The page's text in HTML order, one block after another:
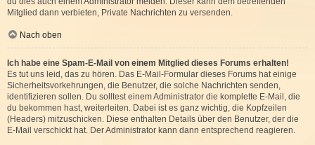
Mitglied dann verbieten, Private Nachrichten zu versenden.
Nach oben
Ich habe eine Spam-E-Mail von einem Mitglied dieses Forums erhalten!
Es tut uns leid, das zu hören. Das E-Mail-Formular dieses Forums hat einige
Sicherheitsvorkehrungen, die Benutzer, die solche Nachrichten senden,
identifizieren sollen. Du solltest einem Administrator die komplette E-Mail, die
du bekommen hast, weiterleiten. Dabei ist es ganz wichtig, die Kopfzeilen
(Headers) mitzuschicken. Diese enthalten Details über den Benutzer, der die
E-Mail verschickt hat. Der Administrator kann dann entsprechend reagieren.